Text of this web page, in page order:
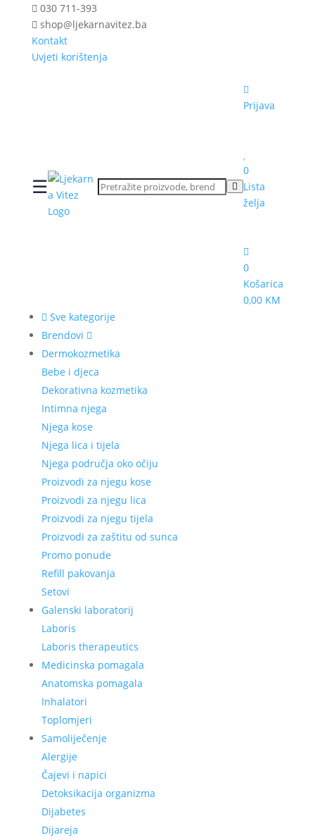
030 711-393
shop@ljekarnavitez.ba
Kontakt
Uvjeti korištenja
☰
Prijava
0
Lista
želja
0
Košarica
0,00 KM
Sve kategorije
Brendovi
Dermokozmetika
Bebe i djeca
Dekorativna kozmetika
Intimna njega
Njega kose
Njega lica i tijela
Njega područja oko očiju
Proizvodi za njegu kose
Proizvodi za njegu lica
Proizvodi za njegu tijela
Proizvodi za zaštitu od sunca
Promo ponude
Refill pakovanja
Setovi
Galenski laboratorij
Laboris
Laboris therapeutics
Medicinska pomagala
Anatomska pomagala
Inhalatori
Toplomjeri
Samoliječenje
Alergije
Čajevi i napici
Detoksikacija organizma
Dijabetes
Dijareja